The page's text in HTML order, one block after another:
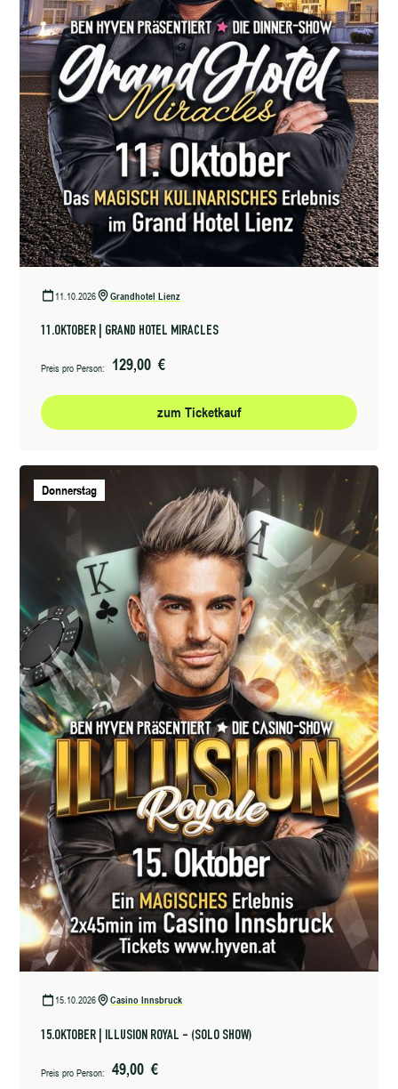
11.10.2026 Grandhotel Lienz
11.OKTOBER | GRAND HOTEL MIRACLES
Preis pro Person: 129,00 €
zum Ticketkauf
Donnerstag
15.10.2026 Casino Innsbruck
15.OKTOBER | ILLUSION ROYAL - (SOLO SHOW)
Preis pro Person: 49,00 €